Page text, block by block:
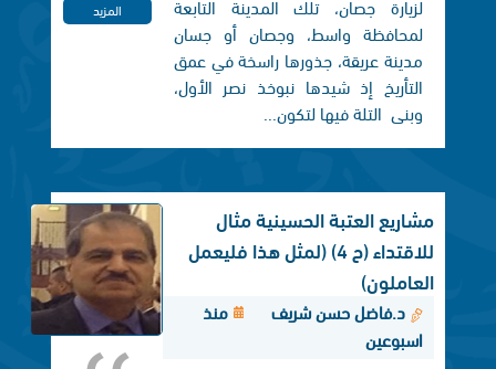
لزيارة جصان، تلك المدينة التابعة
لمحافظة واسط، وجصان أو جسان
مدينة عريقة، جذورها راسخة في عمق
التأريخ إذ شيدها نبوخذ نصر الأول،
وبنی التلة فيها لتكون...
المزيد
مشاريع العتبة الحسينية مثال
للاقتداء (ح 4) (لمثل هذا فليعمل
العاملون)
د.فاضل حسن شريف
منذ
اسبوعين